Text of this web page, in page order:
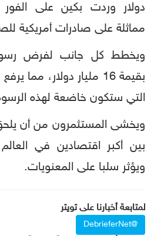
دولار وردت بكين على
مماثلة على صادرات أمريكية
ويخطط كل جانب لفرض
بقيمة 16 مليار دولار، مما
التي ستكون خاضعة لهذه الرسوم إلى 50
ويخشى المستثمرون من أن يلحق
بين أكبر اقتصادين في
ويؤثر سلبا على المعنويات.
لمتابعة أخبارنا على تويتر
@DebrieferNet